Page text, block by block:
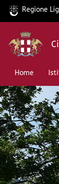
Salta
contenuto
Regione
Home